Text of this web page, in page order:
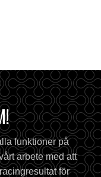
funktioner på
arbete med att
för